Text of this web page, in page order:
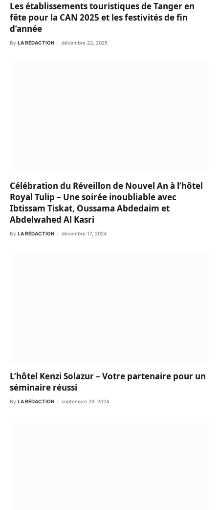
Les établissements touristiques de Tanger en
fête pour la CAN 2025 et les festivités de fin
d’année
By LA RÉDACTION décembre 22, 2025
Célébration du Réveillon de Nouvel An à l’hôtel
Royal Tulip – Une soirée inoubliable avec
Ibtissam Tiskat, Oussama Abdedaim et
Abdelwahed Al Kasri
By LA RÉDACTION décembre 17, 2024
L’hôtel Kenzi Solazur – Votre partenaire pour un
séminaire réussi
By LA RÉDACTION septembre 29, 2024